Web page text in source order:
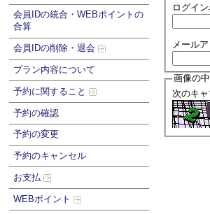
会員IDの統合・WEBポイントの
合算
会員IDの削除・退会
プラン内容について
予約に関すること
予約の確認
予約の変更
予約のキャンセル
お支払
WEBポイント
ログイ
メール
画像の
次のキ